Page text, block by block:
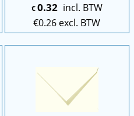
€0.32 incl. BTW
€0.26 excl. BTW